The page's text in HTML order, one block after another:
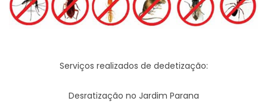
Serviços realizados de dedetização:
Desratização no Jardim Parana